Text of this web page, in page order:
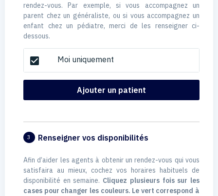
rendez-vous. Par exemple, si vous accompagnez un
parent chez un généraliste, ou si vous accompagnez un
enfant chez un pédiatre, merci de les renseigner ci-
dessous.
check_box Moi uniquement
Ajouter un patient
3 Renseigner vos disponibilités
Afin d’aider les agents à obtenir un rendez-vous qui vous
satisfaira au mieux, cochez vos horaires habituels de
disponibilité en semaine. Cliquez plusieurs fois sur les
cases pour changer les couleurs. Le vert correspond à